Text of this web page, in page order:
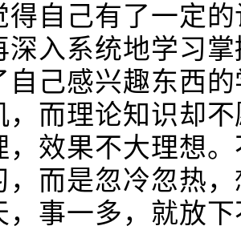
得自己有了一定
深入系统地学习
自己感兴趣东西
，而理论知识却
，效果不大理想
，而是忽冷忽热
，事一多，就放